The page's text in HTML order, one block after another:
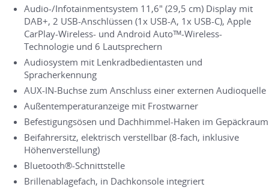
Audio-/Infotainmentsystem 11,6" (29,5 cm) Display mit
DAB+, 2 USB-Anschlüssen (1x USB-A, 1x USB-C), Apple
CarPlay-Wireless- und Android Autoᵀᴹ-Wireless-
Technologie und 6 Lautsprechern
Audiosystem mit Lenkradbedientasten und
Spracherkennung
AUX-IN-Buchse zum Anschluss einer externen Audioquelle
Außentemperaturanzeige mit Frostwarner
Befestigungsösen und Dachhimmel-Haken im Gepäckraum
Beifahrersitz, elektrisch verstellbar (8-fach, inklusive
Höhenverstellung)
Bluetooth®-Schnittstelle
Brillenablagefach, in Dachkonsole integriert